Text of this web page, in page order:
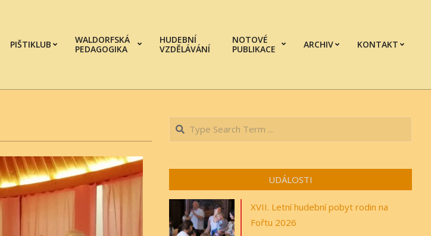
PIŠTIKLUB
WALDORFSKÁ
PEDAGOGIKA
HUDEBNÍ
VZDĚLÁVÁNÍ
NOTOVÉ
PUBLIKACE
ARCHIV KONTAKT
Search
UDÁLOSTI
XVII. Letní hudební pobyt rodin na
Fořtu 2026